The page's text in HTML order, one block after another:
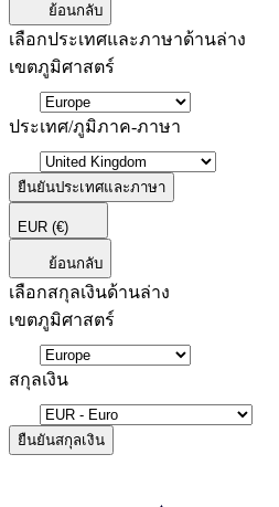
ย้อนกลับ
เลือกประเทศและภาษาด้านล่าง
เขตภูมิศาสตร์
ประเทศ/ภูมิภาค-ภาษา
ยืนยันประเทศและภาษา
EUR (€)
ย้อนกลับ
เลือกสกุลเงินด้านล่าง
เขตภูมิศาสตร์
สกุลเงิน
ยืนยันสกุลเงิน